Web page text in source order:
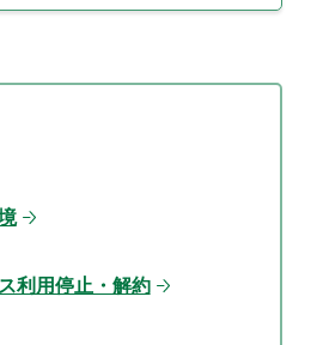
利用停止・解約